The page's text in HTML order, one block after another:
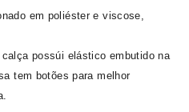
em poliéster e viscose,
possúi elástico embutido na
tem botões para melhor